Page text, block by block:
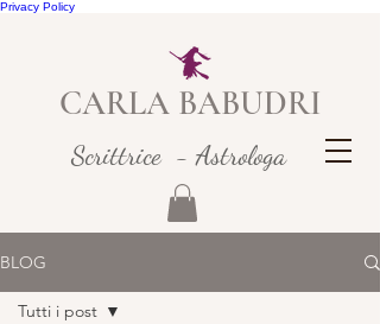
Privacy Policy
CARLA BABUDRI
Scrittrice - Astrologa
BLOG
Tutti i post